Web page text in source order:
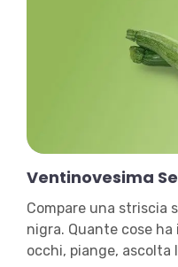
Ventinovesima
Compare una striscia
nigra. Quante cose
occhi, piange, ascolta